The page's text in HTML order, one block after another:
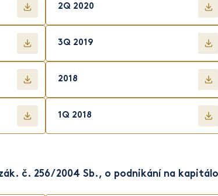
2Q 2020
3Q 2019
2018
1Q 2018
č. 256/2004 Sb., o podnikání na